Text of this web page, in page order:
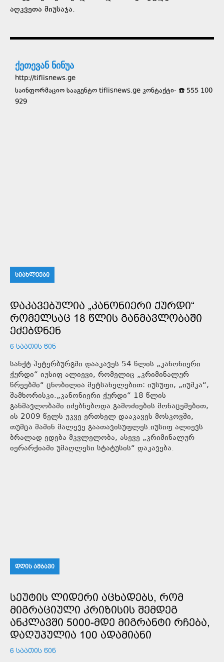
აღკვეთა მიუსაჯა.
ქეთევან ნინუა
http://tiflisnews.ge
საინფორმაციო სააგენტო tiflisnews.ge კონტაქტი- ☎️ 555 100
929
ᲡᲘᲐᲮᲚᲔᲔᲑᲘ
ᲓᲐᲙᲐᲕᲔᲑᲣᲚᲘᲐ „ᲙᲐᲜᲝᲜᲘᲔᲠᲘ ᲥᲣᲠᲓᲘ“
ᲠᲝᲛᲔᲚᲡᲐᲪ 18 ᲬᲚᲘᲡ ᲒᲐᲜᲛᲐᲕᲚᲝᲑᲐᲨᲘ
ᲔᲫᲔᲑᲓᲜᲔᲜ
6 ᲡᲐᲐᲗᲘᲡ ᲬᲘᲜ
სანქტ-პეტერბურგში დააკავეს 54 წლის „კანონიერი
ქურდი“ იუსიფ ალიევი, რომელიც „კრიმინალურ
წრეებში“ ცნობილია მეტსახელებით: იუსუფი, „იუშკა“,
შამხორისკი.„კანონიერი ქურდი“ 18 წლის
განმავლობაში იძებნებოდა.გამოძიების მონაცემებით,
ის 2009 წელს უკვე ერთხელ დააკავეს მოსკოვში,
თუმცა მაშინ მალევე გაათავისუფლეს.იუსიფ ალიევს
ბრალად ედება მკვლელობა, ასევე „კრიმინალურ
იერარქიაში უმაღლესი სტატუსის“ დაკავება.
ᲓᲦᲘᲡ ᲐᲛᲑᲐᲕᲘ
ᲡᲔᲣᲢᲘᲡ ᲚᲘᲓᲔᲠᲘ ᲐᲪᲮᲐᲓᲔᲑᲡ, ᲠᲝᲛ
ᲛᲘᲒᲠᲐᲪᲘᲣᲚᲘ ᲙᲠᲘᲖᲘᲡᲘᲡ ᲨᲔᲛᲓᲔᲒ
ᲐᲜᲙᲚᲐᲕᲨᲘ 5000-ᲛᲓᲔ ᲛᲘᲒᲠᲐᲜᲢᲘ ᲠᲩᲔᲑᲐ,
ᲓᲐᲦᲣᲞᲣᲚᲘᲐ 100 ᲐᲓᲐᲛᲘᲐᲜᲘ
6 ᲡᲐᲐᲗᲘᲡ ᲬᲘᲜ